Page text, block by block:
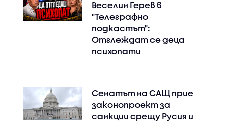
Веселин Герев в
"Телеграфно
подкастът":
Отглеждат се деца
психопати
Сенатът на САЩ прие
законопроект за
санкции срещу Русия и